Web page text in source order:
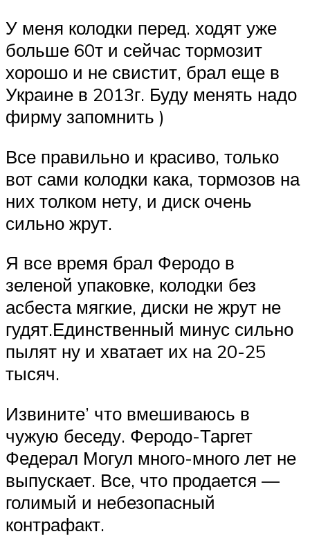
У меня колодки перед. ходят уже
больше 60т и сейчас тормозит
хорошо и не свистит, брал еще в
Украине в 2013г. Буду менять надо
фирму запомнить )
Все правильно и красиво, только
вот сами колодки кака, тормозов на
них толком нету, и диск очень
сильно жрут.
Я все время брал Феродо в
зеленой упаковке, колодки без
асбеста мягкие, диски не жрут не
гудят.Единственный минус сильно
пылят ну и хватает их на 20-25
тысяч.
Извините’ что вмешиваюсь в
чужую беседу. Феродо-Таргет
Федерал Могул много-много лет не
выпускает. Все, что продается —
голимый и небезопасный
контрафакт.